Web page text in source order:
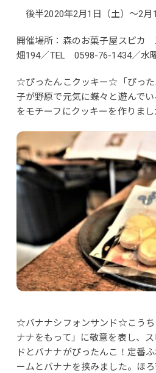
後半2020年2月1日（土）～2月
開催場所：森のお菓子屋スピカ
畑194／TEL 0598-76-1434／水
☆ぴったんこクッキー☆「ぴった
子が野原で元気に蝶々と遊んで
をモチーフにクッキーを作りまし
☆バナナシフォンサンド☆こうち
ナナをもって」に敬意を表し、
ドとバナナがぴったんこ！定番
ームとバナナを挟みました。ほ